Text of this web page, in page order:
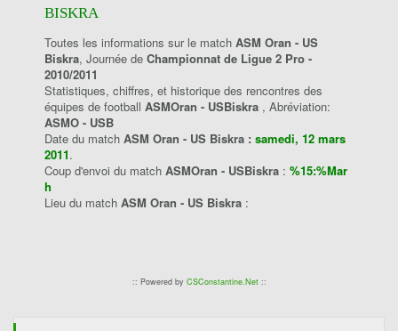
BISKRA
Toutes les informations sur le match ASM Oran - US
Biskra, Journée de Championnat de Ligue 2 Pro -
2010/2011
Statistiques, chiffres, et historique des rencontres des
équipes de football ASMOran - USBiskra , Abréviation:
ASMO - USB
Date du match ASM Oran - US Biskra : samedi, 12 mars
2011.
Coup d'envoi du match ASMOran - USBiskra : %15:%Mar
h
Lieu du match ASM Oran - US Biskra :
:: Powered by CSConstantine.Net::